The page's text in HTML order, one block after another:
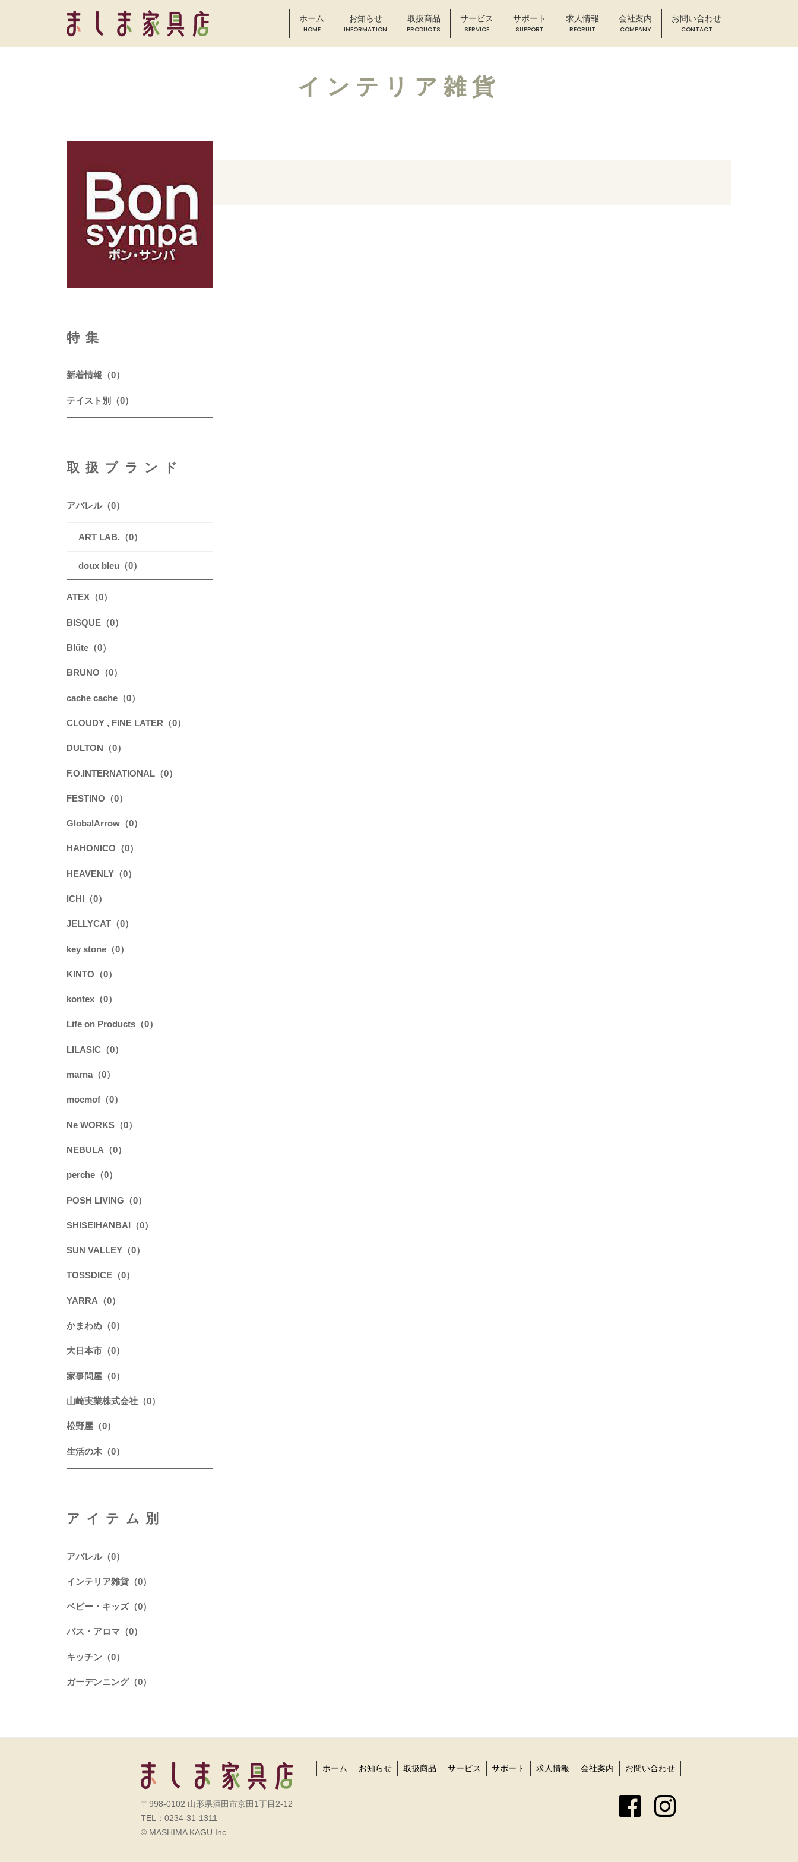
ま
店
ホーム お知らせ 取扱商品 サービス サポート 求人情報 会社案内 お問い合わせ
インテリア雑貨
特集
新着情報（0）
テイスト別（0）
取扱ブランド
アパレル（0）
ART LAB.（0）
doux bleu（0）
ATEX（0）
BISQUE（0）
Blüte（0）
BRUNO（0）
cache cache（0）
CLOUDY , FINE LATER（0）
DULTON（0）
F.O.INTERNATIONAL（0）
FESTINO（0）
GlobalArrow（0）
HAHONICO（0）
HEAVENLY（0）
ICHI（0）
JELLYCAT（0）
key stone（0）
KINTO（0）
kontex（0）
Life on Products（0）
LILASIC（0）
marna（0）
mocmof（0）
Ne WORKS（0）
NEBULA（0）
perche（0）
POSH LIVING（0）
SHISEIHANBAI（0）
SUN VALLEY（0）
TOSSDICE（0）
YARRA（0）
かまわぬ（0）
大日本市（0）
家事問屋（0）
山崎実業株式会社（0）
松野屋（0）
生活の木（0）
アイテム別
アパレル（0）
インテリア雑貨（0）
ベビー・キッズ（0）
バス・アロマ（0）
キッチン（0）
ガーデンニング（0）
〒998-0102 山形県酒田市京田1丁目2-12
TEL：0234-31-1311
© MASHIMA KAGU Inc.
ホーム お知らせ 取扱商品 サービス サポート 求人情報 会社案内 お問い合わせ
FacebookInstagram
し
ま
家